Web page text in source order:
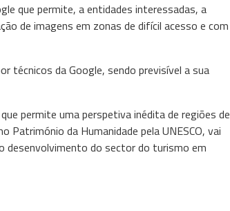
que permite, a entidades interessadas, a
de imagens em zonas de difícil acesso e com
técnicos da Google, sendo previsível a sua
permite uma perspetiva inédita de regiões de
da Humanidade pela UNESCO, vai
desenvolvimento do sector do turismo em